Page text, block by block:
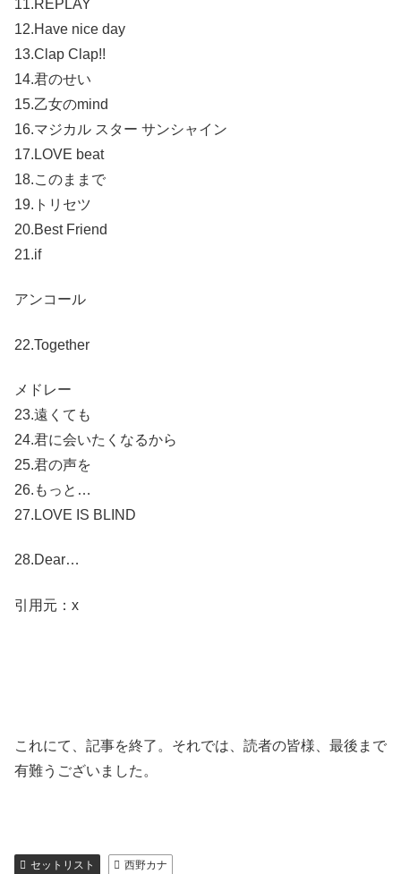
11.REPLAY
12.Have nice day
13.Clap Clap!!
14.君のせい
15.乙女のmind
16.マジカル スター サンシャイン
17.LOVE beat
18.このままで
19.トリセツ
20.Best Friend
21.if
アンコール
22.Together
メドレー
23.遠くても
24.君に会いたくなるから
25.君の声を
26.もっと…
27.LOVE IS BLIND
28.Dear…
引用元：x
これにて、記事を終了。それでは、読者の皆様、最後まで
有難うございました。
セットリスト 西野カナ